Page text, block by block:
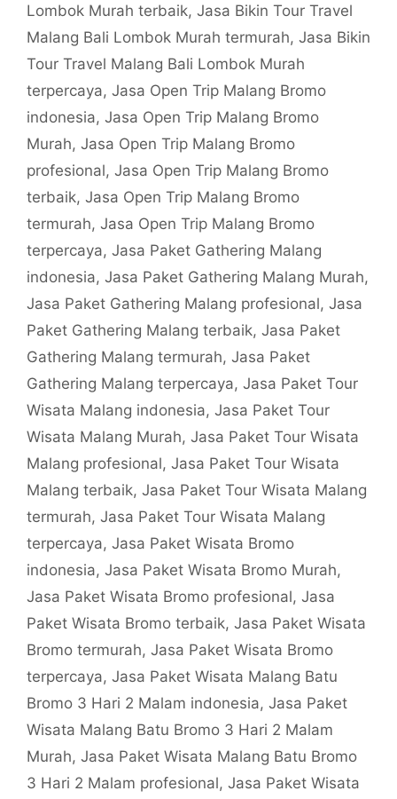
Lombok Murah terbaik, Jasa Bikin Tour Travel
Malang Bali Lombok Murah termurah, Jasa Bikin
Tour Travel Malang Bali Lombok Murah
terpercaya, Jasa Open Trip Malang Bromo
indonesia, Jasa Open Trip Malang Bromo
Murah, Jasa Open Trip Malang Bromo
profesional, Jasa Open Trip Malang Bromo
terbaik, Jasa Open Trip Malang Bromo
termurah, Jasa Open Trip Malang Bromo
terpercaya, Jasa Paket Gathering Malang
indonesia, Jasa Paket Gathering Malang Murah,
Jasa Paket Gathering Malang profesional, Jasa
Paket Gathering Malang terbaik, Jasa Paket
Gathering Malang termurah, Jasa Paket
Gathering Malang terpercaya, Jasa Paket Tour
Wisata Malang indonesia, Jasa Paket Tour
Wisata Malang Murah, Jasa Paket Tour Wisata
Malang profesional, Jasa Paket Tour Wisata
Malang terbaik, Jasa Paket Tour Wisata Malang
termurah, Jasa Paket Tour Wisata Malang
terpercaya, Jasa Paket Wisata Bromo
indonesia, Jasa Paket Wisata Bromo Murah,
Jasa Paket Wisata Bromo profesional, Jasa
Paket Wisata Bromo terbaik, Jasa Paket Wisata
Bromo termurah, Jasa Paket Wisata Bromo
terpercaya, Jasa Paket Wisata Malang Batu
Bromo 3 Hari 2 Malam indonesia, Jasa Paket
Wisata Malang Batu Bromo 3 Hari 2 Malam
Murah, Jasa Paket Wisata Malang Batu Bromo
3 Hari 2 Malam profesional, Jasa Paket Wisata